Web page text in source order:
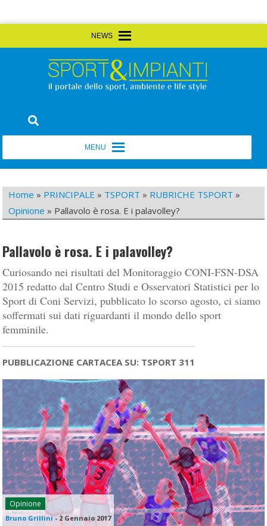
to
Sport&Impianti
Home » PRINCIPALE » TSPORT » RUBRICHE TSPORT »
Opinione » Pallavolo è rosa. E i palavolley?
Pallavolo è rosa. E i palavolley?
Curiosando nei risultati del Monitoraggio CONI-FSN-DSA
2015 redatto dal Centro Studi e Osservatori Statistici per lo
Sport di Coni Servizi, pubblicato lo scorso agosto, ci siamo
soffermati sui dati riguardanti il mondo dello sport
femminile.
PUBBLICAZIONE CARTACEA SU: TSPORT 311
Opinione
Bruno Grillini-2 Gennaio 2017